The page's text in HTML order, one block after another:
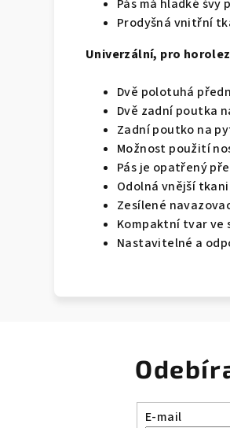
Pás má hladké
Prodyšná vnitřní
Univerzální, pro
Dvě polotuhá
Dvě zadní poutka
Zadní poutko na
Možnost použití
Pás je opatřený
Odolná vnější
Zesílené
Kompaktní tvar ve
Nastavitelné a
E-mail